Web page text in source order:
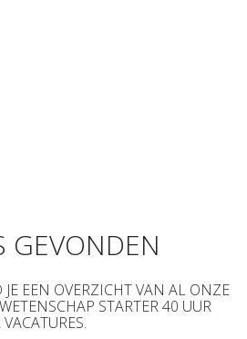
GEVONDEN
EEN OVERZICHT VAN AL ONZE
STARTER 40 UUR